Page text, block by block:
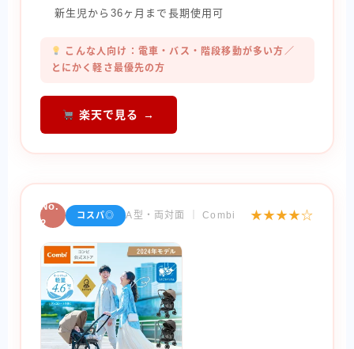
新生児から36ヶ月まで長期使用可
こんな人向け：電車・バス・階段移動が多い方／
とにかく軽さ最優先の方
楽天で見る →
No.
2
コスパ◎ A型・両対面 ｜ Combi ★★★★☆